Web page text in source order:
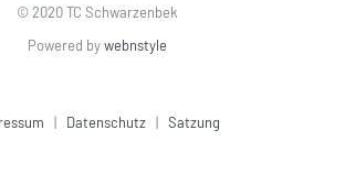
© 2020 TC Schwarzenbek
Powered bywebnstyle
| Datenschutz | Satzung